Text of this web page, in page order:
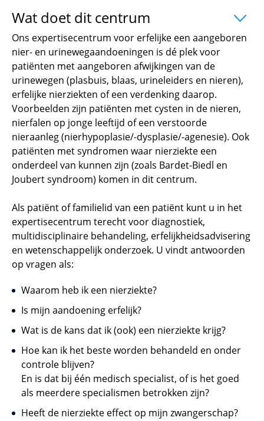
Wat doet dit centrum uitklapper, klik
Ons expertisecentrum voor erfelijke een aangeboren
nier- en urinewegaandoeningen is dé plek voor
patiënten met aangeboren afwijkingen van de
urinewegen (plasbuis, blaas, urineleiders en nieren),
erfelijke nierziekten of een verdenking daarop.
Voorbeelden zijn patiënten met cysten in de nieren,
nierfalen op jonge leeftijd of een verstoorde
nieraanleg (nierhypoplasie/-dysplasie/-agenesie). Ook
patiënten met syndromen waar nierziekte een
onderdeel van kunnen zijn (zoals Bardet-Biedl en
Joubert syndroom) komen in dit centrum.
Als patiënt of familielid van een patiënt kunt u in het
expertisecentrum terecht voor diagnostiek,
multidisciplinaire behandeling, erfelijkheidsadvisering
en wetenschappelijk onderzoek. U vindt antwoorden
op vragen als:
Waarom heb ik een nierziekte?
Is mijn aandoening erfelijk?
Wat is de kans dat ik (ook) een nierziekte krijg?
Hoe kan ik het beste worden behandeld en onder
controle blijven?
En is dat bij één medisch specialist, of is het goed
als meerdere specialismen betrokken zijn?
Heeft de nierziekte effect op mijn zwangerschap?